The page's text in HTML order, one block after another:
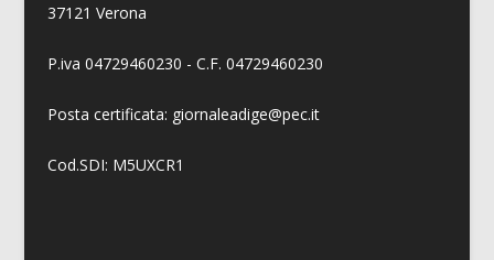
37121 Verona
P.iva 04729460230 - C.F. 04729460230
Posta certificata: giornaleadige@pec.it
Cod.SDI: M5UXCR1